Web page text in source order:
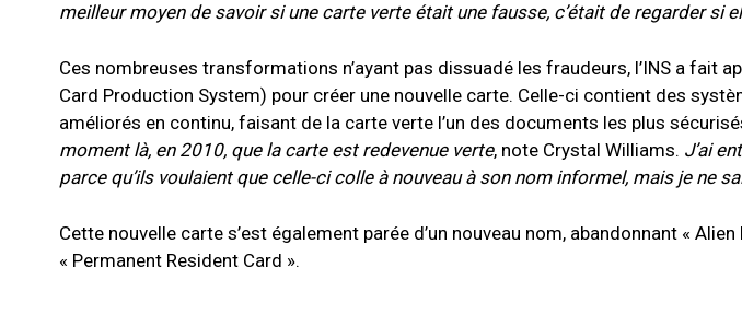
meilleur moyen de savoir si une carte verte était une fausse, c’était de regarder si
Ces nombreuses transformations n’ayant pas dissuadé les fraudeurs, l’INS a fait
Card Production System) pour créer une nouvelle carte. Celle-ci contient des
améliorés en continu, faisant de la carte verte l’un des documents les plus
moment là, en 2010, que la carte est redevenue verte, note Crystal Williams. J’ai
parce qu’ils voulaient que celle-ci colle à nouveau à son nom informel, mais je ne
Cette nouvelle carte s’est également parée d’un nouveau nom, abandonnant «
« Permanent Resident Card ».